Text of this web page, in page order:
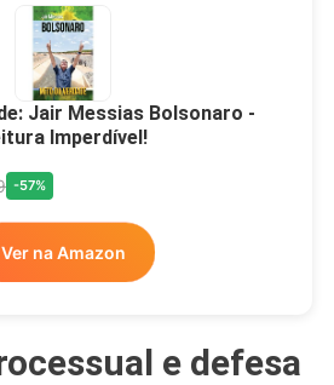
Jair Messias Bolsonaro -
Imperdível!
-57%
Ver na Amazon
e defesa